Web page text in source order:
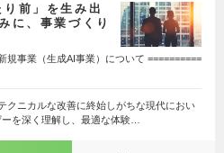
前」を生み出
、事業づくり
規事業（生成AI事業）について ==========
クニカルな改善に終始しがちな現代におい
を深く理解し、最適な体験…